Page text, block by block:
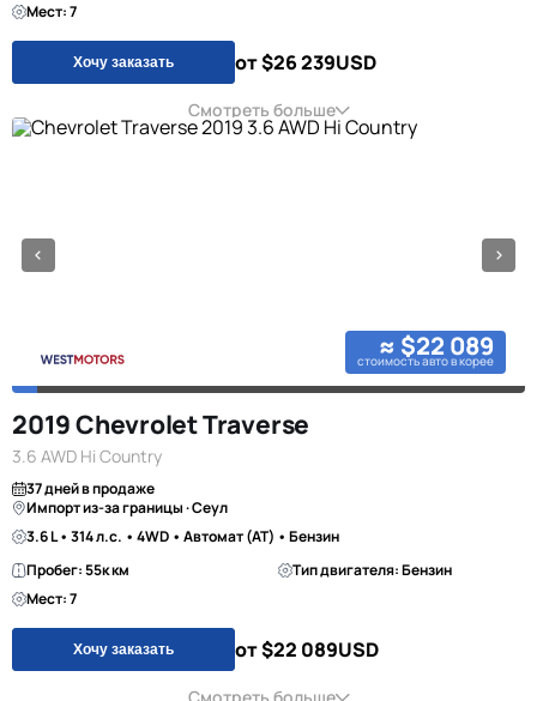
Мест: 7
Хочу заказать от $26 239USD
Смотреть больше
≈ $22 089
стоимость авто в корее
2019 Chevrolet Traverse
3.6 AWD Hi Country
37 дней в продаже
Импорт из-за границы · Сеул
3.6 L • 314 л.с. • 4WD • Автомат (AT) • Бензин
Пробег: 55к км
Тип двигателя: Бензин
Мест: 7
Хочу заказать от $22 089USD